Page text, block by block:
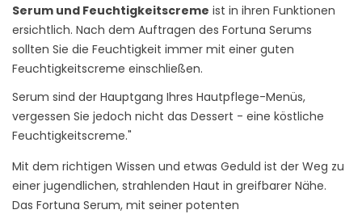
Serum und Feuchtigkeitscreme ist in ihren Funktionen
ersichtlich. Nach dem Auftragen des Fortuna Serums
sollten Sie die Feuchtigkeit immer mit einer guten
Feuchtigkeitscreme einschließen.
Serum sind der Hauptgang Ihres Hautpflege-Menüs,
vergessen Sie jedoch nicht das Dessert - eine köstliche
Feuchtigkeitscreme."
Mit dem richtigen Wissen und etwas Geduld ist der Weg zu
einer jugendlichen, strahlenden Haut in greifbarer Nähe.
Das Fortuna Serum, mit seiner potenten